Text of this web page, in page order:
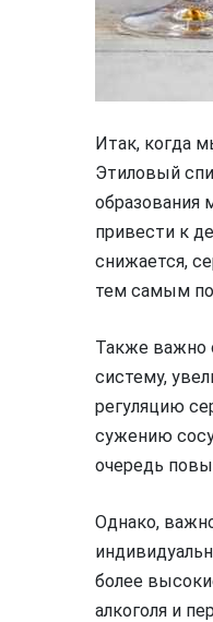
Итак, когда
Этиловый
образования
привести к
снижается,
тем самым
Также важно
систему,
регуляцию
сужению
очередь
Однако,
более
алкоголя и